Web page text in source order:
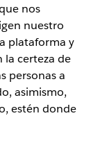
nos
nuestro
plataforma y
la certeza de
personas a
asimismo,
estén donde